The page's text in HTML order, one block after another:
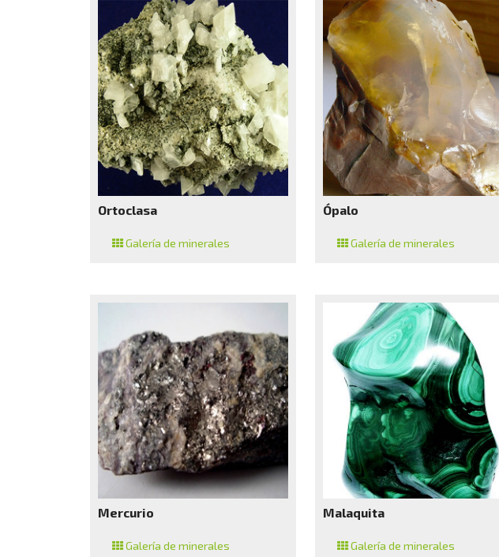
Ortoclasa
Galería de minerales
Ópalo
Galería de minerales
Mercurio
Galería de minerales
Malaquita
Galería de minerales